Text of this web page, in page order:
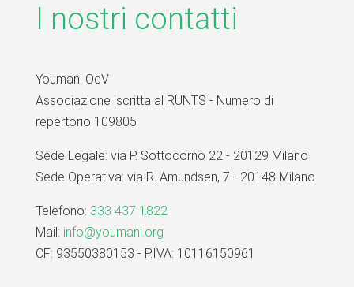
I nostri contatti
Youmani OdV
Associazione iscritta al RUNTS - Numero di
repertorio 109805
Sede Legale: via P. Sottocorno 22 - 20129 Milano
Sede Operativa: via R. Amundsen, 7 - 20148 Milano
Telefono: 333 437 1822
Mail: info@youmani.org
CF: 93550380153 - P.IVA: 10116150961